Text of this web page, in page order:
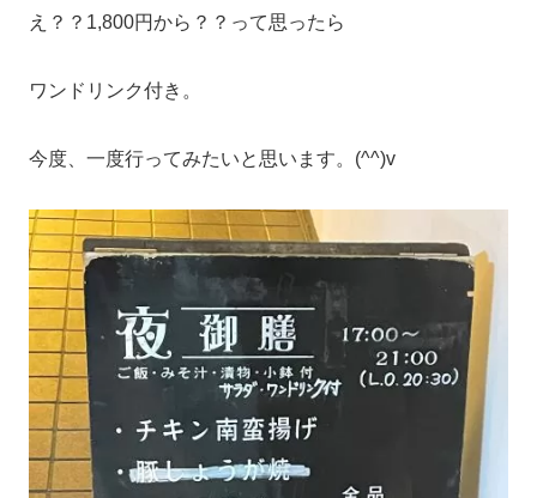
え？？1,800円から？？って思ったら
ワンドリンク付き。
今度、一度行ってみたいと思います。(^^)v